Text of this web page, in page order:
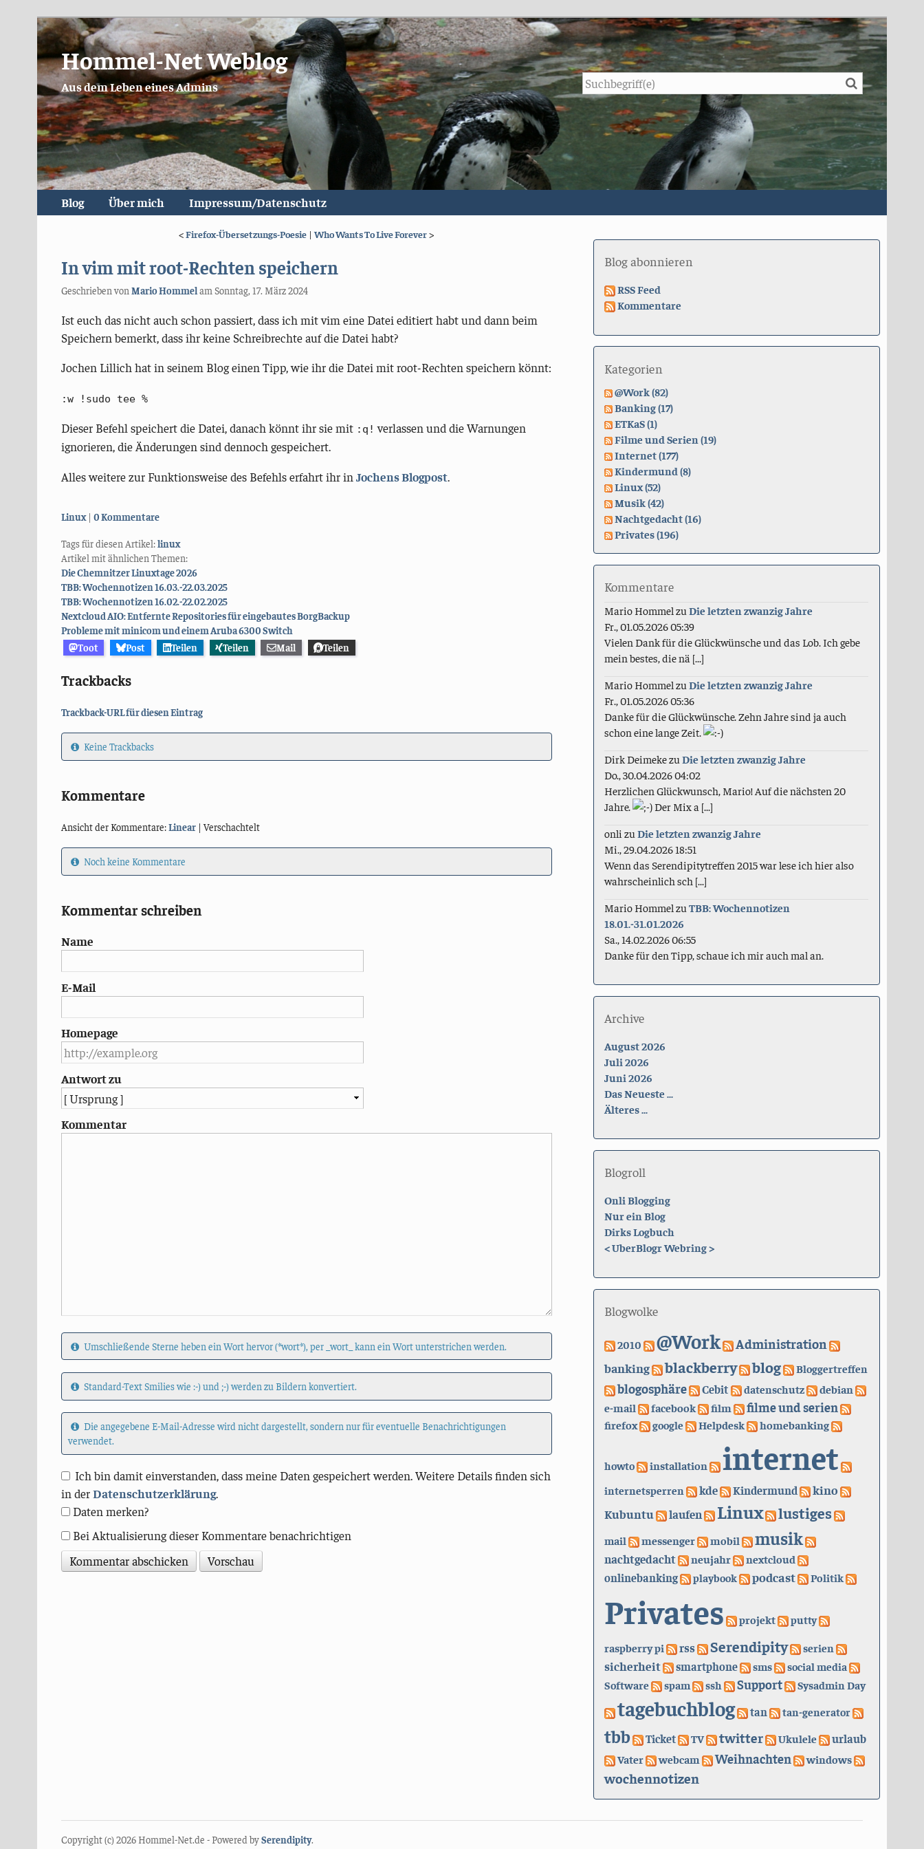
Hommel-Net Weblog
Aus dem Leben eines Admins Suche
Blog Über mich Impressum/Datenschutz
<Firefox-Übersetzungs-Poesie | Who Wants To Live Forever>
In vim mit root-Rechten speichern
Geschrieben von Mario Hommelam Sonntag, 17. März 2024
Ist euch das nicht auch schon passiert, dass ich mit vim eine Datei editiert habt und dann beim
Speichern bemerkt, dass ihr keine Schreibrechte auf die Datei habt?
Jochen Lillich hat in seinem Blog einen Tipp, wie ihr die Datei mit root-Rechten speichern könnt:
:w !sudo tee %
Dieser Befehl speichert die Datei, danach könnt ihr sie mit :q! verlassen und die Warnungen
ignorieren, die Änderungen sind dennoch gespeichert.
Alles weitere zur Funktionsweise des Befehls erfahrt ihr in Jochens Blogpost.
Kategorien:
Linux 0 Kommentare
Tags für diesen Artikel:linux
Artikel mit ähnlichen Themen:
Die Chemnitzer Linuxtage 2026
TBB: Wochennotizen 16.03.-22.03.2025
TBB: Wochennotizen 16.02.-22.02.2025
Nextcloud AIO: Entfernte Repositories für eingebautes BorgBackup
Probleme mit minicom und einem Aruba 6300 Switch
Toot
Post Teilen Teilen Mail Teilen
Trackbacks
Trackback-URL für diesen Eintrag
Keine Trackbacks
Kommentare
Ansicht der Kommentare:Linear| Verschachtelt
Noch keine Kommentare
Kommentar schreiben
Name
E-Mail
Homepage
Antwort zu
Kommentar
Umschließende Sterne heben ein Wort hervor (*wort*), per _wort_ kann ein Wort unterstrichen werden.
Standard-Text Smilies wie :-) und ;-) werden zu Bildern konvertiert.
Die angegebene E-Mail-Adresse wird nicht dargestellt, sondern nur für eventuelle Benachrichtigungen
verwendet.
Ich bin damit einverstanden, dass meine Daten gespeichert werden. Weitere Details finden sich
in derDatenschutzerklärung.
Daten merken?
Bei Aktualisierung dieser Kommentare benachrichtigen
Blog abonnieren
RSS Feed
Kommentare
Kategorien
@Work (82)
Banking (17)
ETKaS (1)
Filme und Serien (19)
Internet (177)
Kindermund (8)
Linux (52)
Musik (42)
Nachtgedacht (16)
Privates (196)
Kommentare
Mario Hommel zuDie letzten zwanzig Jahre
Fr., 01.05.2026 05:39
Vielen Dank für die Glückwünsche und das Lob. Ich gebe
mein bestes, die nä [...]
Mario Hommel zuDie letzten zwanzig Jahre
Fr., 01.05.2026 05:36
Danke für die Glückwünsche. Zehn Jahre sind ja auch
schon eine lange Zeit.
Dirk DeimekezuDie letzten zwanzig Jahre
Do., 30.04.2026 04:02
Herzlichen Glückwunsch, Mario! Auf die nächsten 20
Jahre.
Der Mix a [...]
onli zuDie letzten zwanzig Jahre
Mi., 29.04.2026 18:51
Wenn das Serendipitytreffen 2015 war lese ich hier also
wahrscheinlich sch [...]
Mario Hommel zuTBB: Wochennotizen
18.01.-31.01.2026
Sa., 14.02.2026 06:55
Danke für den Tipp, schaue ich mir auch mal an.
Archive
August 2026
Juli 2026
Juni 2026
Das Neueste ...
Älteres ...
Blogroll
Onli Blogging
Nur ein Blog
Dirks Logbuch
<UberBlogr Webring>
Blogwolke
2010 @Work Administration
banking blackberry blog Bloggertreffen
blogosphäre Cebit datenschutz
debian
e-mail
facebook film filme und serien
firefox google Helpdesk homebanking
howto installation internet
internetsperren kde Kindermund
kino
Kubuntu
laufen Linux lustiges
mail messenger mobil musik
nachtgedacht neujahr nextcloud
onlinebanking playbook podcast Politik
Privates projekt putty
raspberry pi rss Serendipity serien
sicherheit smartphone sms
social media
Software
spam ssh Support Sysadmin Day
tagebuchblog tan tan-generator
tbb Ticket TV twitter Ukulele urlaub
Vater webcam Weihnachten windows
wochennotizen
Copyright (c) 2026 Hommel-Net.de - Powered bySerendipity.